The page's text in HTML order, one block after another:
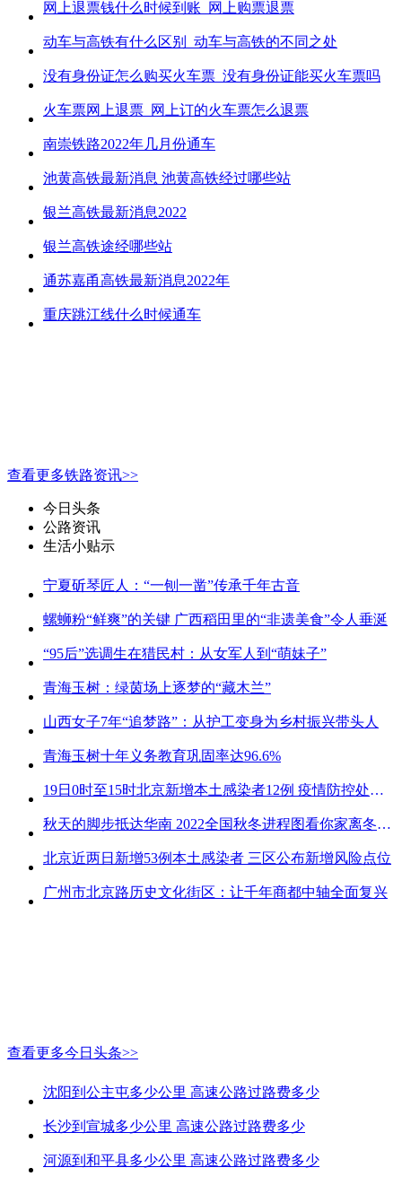
网上退票钱什么时候到账_网上购票退票
动车与高铁有什么区别_动车与高铁的不同之处
没有身份证怎么购买火车票_没有身份证能买火车票吗
火车票网上退票_网上订的火车票怎么退票
南崇铁路2022年几月份通车
池黄高铁最新消息 池黄高铁经过哪些站
银兰高铁最新消息2022
银兰高铁途经哪些站
通苏嘉甬高铁最新消息2022年
重庆跳江线什么时候通车
查看更多铁路资讯>>
今日头条
公路资讯
生活小贴示
宁夏斫琴匠人：“一刨一凿”传承千年古音
螺蛳粉“鲜爽”的关键 广西稻田里的“非遗美食”令人垂涎
“95后”选调生在猎民村：从女军人到“萌妹子”
青海玉树：绿茵场上逐梦的“藏木兰”
山西女子7年“追梦路”：从护工变身为乡村振兴带头人
青海玉树十年义务教育巩固率达96.6%
19日0时至15时北京新增本土感染者12例 疫情防控处关键时刻
秋天的脚步抵达华南 2022全国秋冬进程图看你家离冬天有多远
北京近两日新增53例本土感染者 三区公布新增风险点位
广州市北京路历史文化街区：让千年商都中轴全面复兴
查看更多今日头条>>
沈阳到公主屯多少公里 高速公路过路费多少
长沙到宣城多少公里 高速公路过路费多少
河源到和平县多少公里 高速公路过路费多少